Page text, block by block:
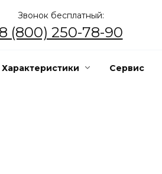
Звонок бесплатный:
8 (800) 250-78-90
Характеристики Сервис